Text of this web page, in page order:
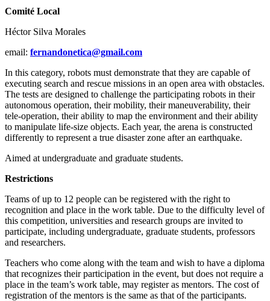
Comité Local
Héctor Silva Morales
email: fernandonetica@gmail.com
In this category, robots must demonstrate that they are capable of
executing search and rescue missions in an open area with obstacles.
The tests are designed to challenge the participating robots in their
autonomous operation, their mobility, their maneuverability, their
tele-operation, their ability to map the environment and their ability
to manipulate life-size objects. Each year, the arena is constructed
differently to represent a true disaster zone after an earthquake.
Aimed at undergraduate and graduate students.
Restrictions
Teams of up to 12 people can be registered with the right to
recognition and place in the work table. Due to the difficulty level of
this competition, universities and research groups are invited to
participate, including undergraduate, graduate students, professors
and researchers.
Teachers who come along with the team and wish to have a diploma
that recognizes their participation in the event, but does not require a
place in the team’s work table, may register as mentors. The cost of
registration of the mentors is the same as that of the participants.